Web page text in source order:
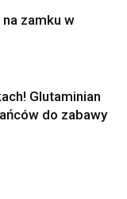
zamku w
Glutaminian
do zabawy